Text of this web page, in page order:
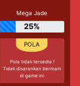
Mega Jade
25%
Pola tidak tersedia !
Tidak disarankan bermain
di game ini